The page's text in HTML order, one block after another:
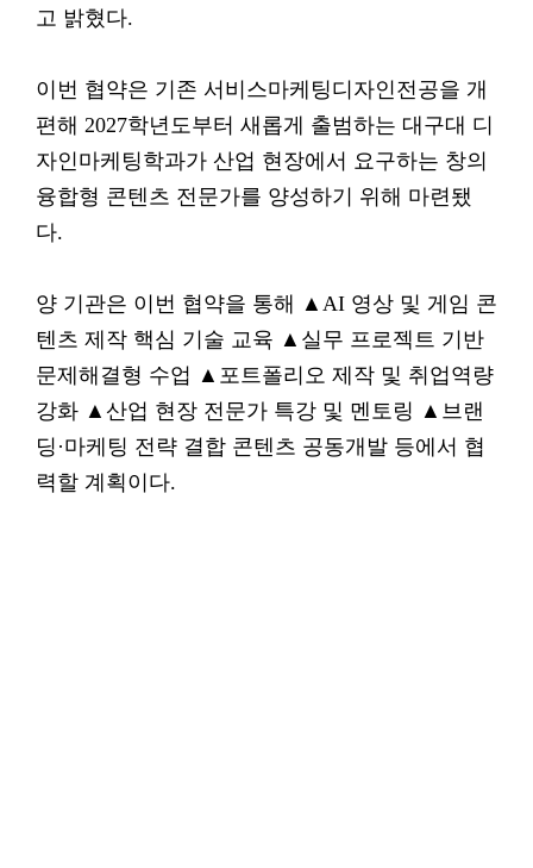
고 밝혔다.
이번 협약은 기존 서비스마케팅디자인전공을 개
편해 2027학년도부터 새롭게 출범하는 대구대 디
자인마케팅학과가 산업 현장에서 요구하는 창의
융합형 콘텐츠 전문가를 양성하기 위해 마련됐
다.
양 기관은 이번 협약을 통해 ▲AI 영상 및 게임 콘
텐츠 제작 핵심 기술 교육 ▲실무 프로젝트 기반
문제해결형 수업 ▲포트폴리오 제작 및 취업역량
강화 ▲산업 현장 전문가 특강 및 멘토링 ▲브랜
딩·마케팅 전략 결합 콘텐츠 공동개발 등에서 협
력할 계획이다.